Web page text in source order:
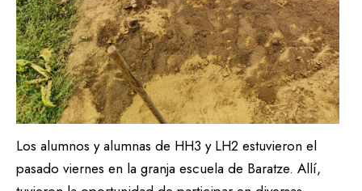
Los alumnos y alumnas de HH3 y LH2 estuvieron el
pasado viernes en la granja escuela de Baratze. Allí,